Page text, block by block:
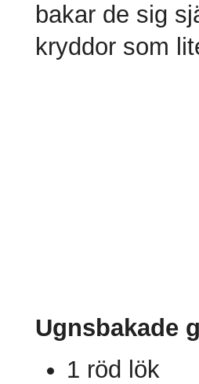
bakar de sig
kryddor som
Ugnsbakade
1 röd lök